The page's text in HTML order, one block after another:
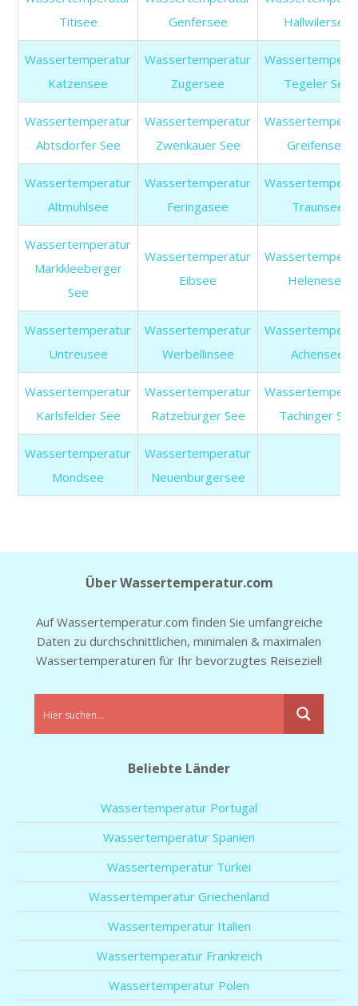
Titisee
Genfersee
Hallwilersee
Wassertemperatur
Katzensee
Wassertemperatur
Zugersee
Tegeler See
Wassertemperatur
Abtsdorfer See
Wassertemperatur
Zwenkauer See
Greifensee
Wassertemperatur
Altmühlsee
Wassertemperatur
Feringasee
Traunsee
Wassertemperatur
Markkleeberger
See
Wassertemperatur
Eibsee
Helenesee
Wassertemperatur
Untreusee
Wassertemperatur
Werbellinsee
Achensee
Wassertemperatur
Karlsfelder See
Wassertemperatur
Ratzeburger See
Tachinger See
Wassertemperatur
Mondsee
Wassertemperatur
Neuenburgersee
Über Wassertemperatur.com
Auf Wassertemperatur.com finden Sie umfangreiche
Daten zu durchschnittlichen, minimalen & maximalen
Wassertemperaturen für Ihr bevorzugtes Reiseziel!
Beliebte Länder
Wassertemperatur Portugal
Wassertemperatur Spanien
Wassertemperatur Türkei
Wassertemperatur Griechenland
Wassertemperatur Italien
Wassertemperatur Frankreich
Wassertemperatur Polen